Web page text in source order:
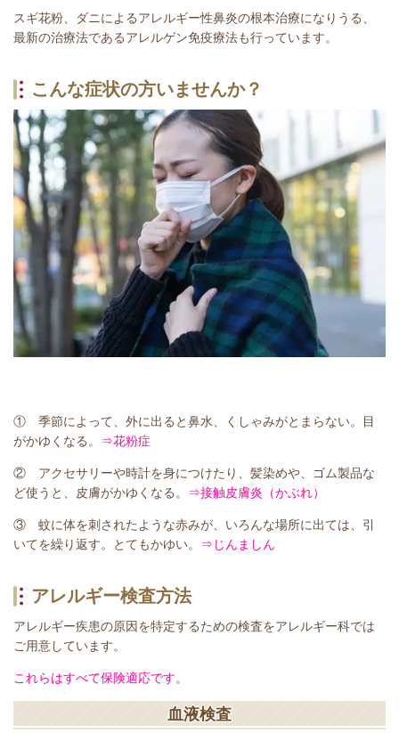
スギ花粉、ダニによるアレルギー性鼻炎の根本治療になりうる、
最新の治療法であるアレルゲン免疫療法も行っています。
こんな症状の方いませんか？
①
季節によって、外に出ると鼻水、くしゃみがとまらない。目
がかゆくなる。
⇒花粉症
② アクセサリーや時計を身につけたり、髪染めや、ゴム製品な
ど使うと、皮膚がかゆくなる。
⇒接触皮膚炎（かぶれ）
③ 蚊に体を刺されたような赤みが、いろんな場所に出ては、引
いてを繰り返す。とてもかゆい。
⇒じんましん
アレルギー検査方法
アレルギー疾患の原因を特定するための検査をアレルギー科では
ご用意しています。
これらはすべて保険適応です。
血液検査